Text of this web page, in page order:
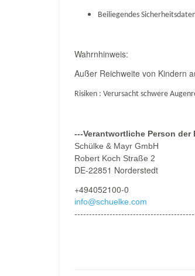
Beiliegendes
Wahrnhinweis:
Außer Reichweite von Kindern
Risiken : Verursacht schwere
---Verantwortliche Person der
Schülke & Mayr GmbH
Robert Koch Straße 2
DE-22851 Norderstedt
+494052100-0
info@schuelke.com